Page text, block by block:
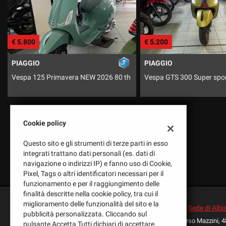
NEW 2026 80 th
€ 5.200
Vespa GTS 300 Super sport 16
€ 3.499
Nmax
Sede di
Corso Mazzini,
Cookie policy
Questo sito e gli strumenti di terze parti in esso
integrati trattano dati personali (es. dati di
navigazione o indirizzi IP) e fanno uso di Cookie,
Pixel, Tags o altri identificatori necessari per il
funzionamento e per il raggiungimento delle
finalità descritte nella cookie policy, tra cui il
miglioramento delle funzionalità del sito e la
pubblicità personalizzata. Cliccando sul
pulsante Accetta Tutti dichiari di accettare
tracciamento
che
adottiamo
per
offrire
le
funzionalità
e
attività
seguito
ottenere
maggiori
informazioni
sull'utilità
funzionamento